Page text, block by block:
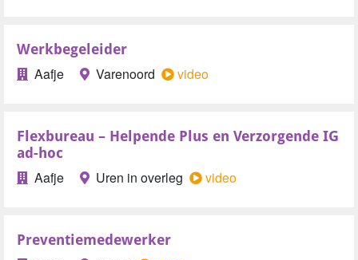
Werkbegeleider
Aafje Varenoord video
Flexbureau – Helpende Plus en Verzorgende IG
ad-hoc
Aafje Uren in overleg video
Preventiemedewerker